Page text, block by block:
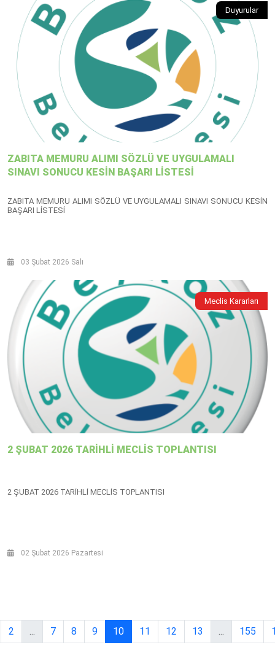
Duyurular
ZABITA MEMURU ALIMI SÖZLÜ VE UYGULAMALI
SINAVI SONUCU KESİN BAŞARI LİSTESİ
ZABITA MEMURU ALIMI SÖZLÜ VE UYGULAMALI SINAVI SONUCU KESİN
BAŞARI LİSTESİ
03 Şubat 2026 Salı
Meclis Kararları
2 ŞUBAT 2026 TARİHLİ MECLİS TOPLANTISI
2 ŞUBAT 2026 TARİHLİ MECLİS TOPLANTISI
02 Şubat 2026 Pazartesi
2 ... 7 8 9 10 11 12 13 ... 155